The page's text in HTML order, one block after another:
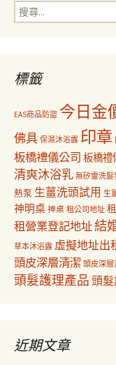
覽
搜
尋
標籤
EAS商品防盜 今日金
佛具 保濕沐浴露 印章
板橋禮儀公司 板橋禮
清爽沐浴乳 無矽靈洗髮
熱泵 生薑洗頭試用 生
神明桌 神桌 租公司地址
租營業登記地址結
草本沐浴露 虛擬地址出
頭皮深層清潔 頭皮深層
頭髮護理產品 頭
近期文章